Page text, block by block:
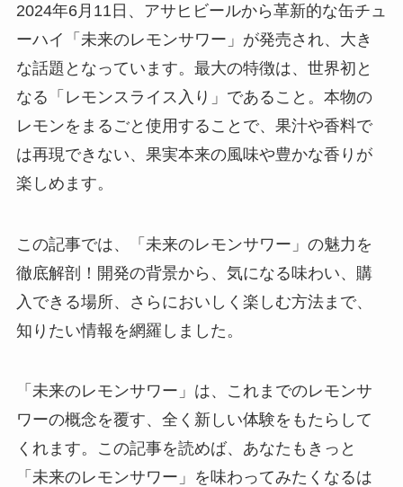
2024年6月11日、アサヒビールから革新的な缶チュ
ーハイ「未来のレモンサワー」が発売され、大き
な話題となっています。最大の特徴は、世界初と
なる「レモンスライス入り」であること。本物の
レモンをまるごと使用することで、果汁や香料で
は再現できない、果実本来の風味や豊かな香りが
楽しめます。
この記事では、「未来のレモンサワー」の魅力を
徹底解剖！開発の背景から、気になる味わい、購
入できる場所、さらにおいしく楽しむ方法まで、
知りたい情報を網羅しました。
「未来のレモンサワー」は、これまでのレモンサ
ワーの概念を覆す、全く新しい体験をもたらして
くれます。この記事を読めば、あなたもきっと
「未来のレモンサワー」を味わってみたくなるは